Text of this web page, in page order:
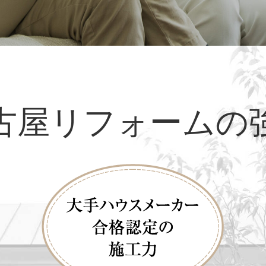
屋リフォームの